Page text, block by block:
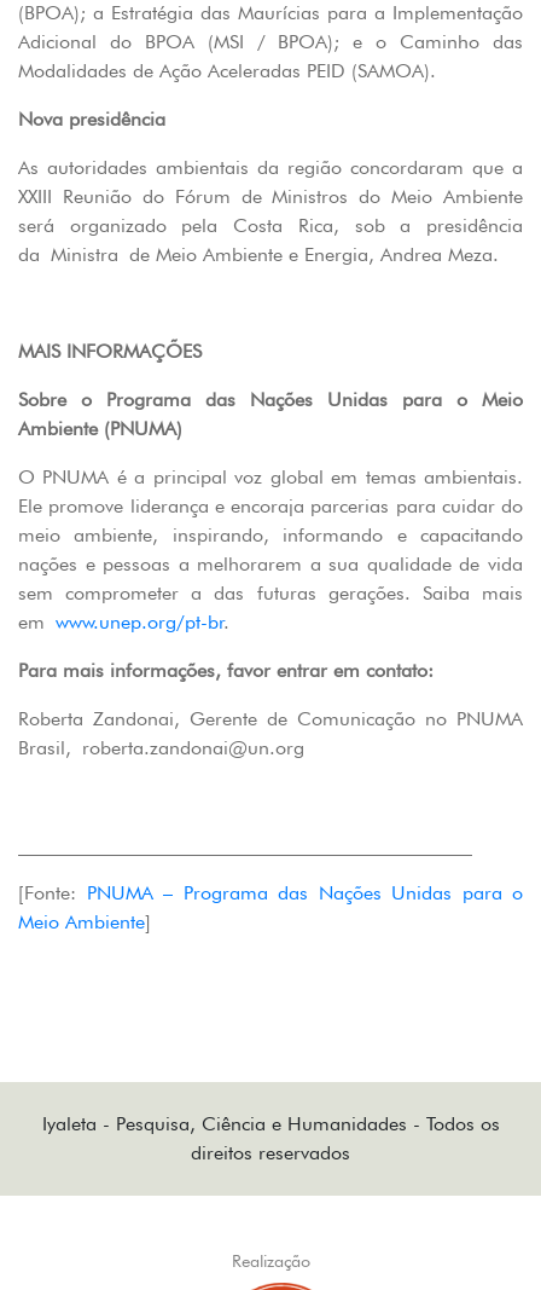
(BPOA); a Estratégia das Maurícias para a Implementação
Adicional do BPOA (MSI / BPOA); e o Caminho das
Modalidades de Ação Aceleradas PEID (SAMOA).
Nova presidência
As autoridades ambientais da região concordaram que a
XXIII Reunião do Fórum de Ministros do Meio Ambiente
será organizado pela Costa Rica, sob a presidência
da Ministra de Meio Ambiente e Energia, Andrea Meza.
MAIS INFORMAÇÕES
Sobre o Programa das Nações Unidas para o Meio
Ambiente (PNUMA)
O PNUMA é a principal voz global em temas ambientais.
Ele promove liderança e encoraja parcerias para cuidar do
meio ambiente, inspirando, informando e capacitando
nações e pessoas a melhorarem a sua qualidade de vida
sem comprometer a das futuras gerações. Saiba mais
em www.unep.org/pt-br.
Para mais informações, favor entrar em contato:
Roberta Zandonai, Gerente de Comunicação no PNUMA
Brasil, roberta.zandonai@un.org
[Fonte: PNUMA – Programa das Nações Unidas para o
Meio Ambiente]
Iyaleta - Pesquisa, Ciência e Humanidades - Todos os
direitos reservados
Realização